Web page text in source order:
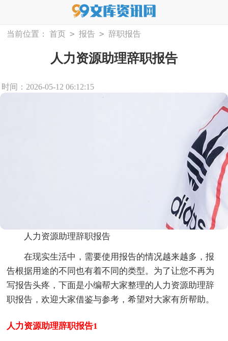
当前位置： 首页 > 报告 > 辞职报告
人力资源助理辞职报告
时间：2026-05-12 06:12:15
人力资源助理辞职报告
在现实生活中，需要使用报告的情况越来越多，报
告根据用途的不同也有着不同的类型。为了让您不再为
写报告头疼，下面是小编帮大家整理的人力资源助理辞
职报告，欢迎大家借鉴与参考，希望对大家有所帮助。
人力资源助理辞职报告1